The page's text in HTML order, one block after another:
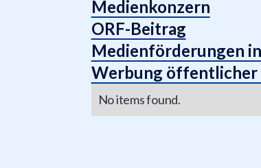
Medienkonzern
ORF-Beitrag
Medienförderungen
Werbung öffentlicher
No items found.